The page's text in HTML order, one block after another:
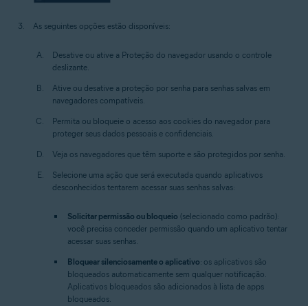
As seguintes opções estão disponíveis:
Desative ou ative a Proteção do navegador usando o controle
deslizante.
Ative ou desative a proteção por senha para senhas salvas em
navegadores compatíveis.
Permita ou bloqueie o acesso aos cookies do navegador para
proteger seus dados pessoais e confidenciais.
Veja os navegadores que têm suporte e são protegidos por senha.
Selecione uma ação que será executada quando aplicativos
desconhecidos tentarem acessar suas senhas salvas:
Solicitar permissão ou bloqueio (selecionado como padrão):
você precisa conceder permissão quando um aplicativo tentar
acessar suas senhas.
Bloquear silenciosamente o aplicativo: os aplicativos são
bloqueados automaticamente sem qualquer notificação.
Aplicativos bloqueados são adicionados à lista de apps
bloqueados.